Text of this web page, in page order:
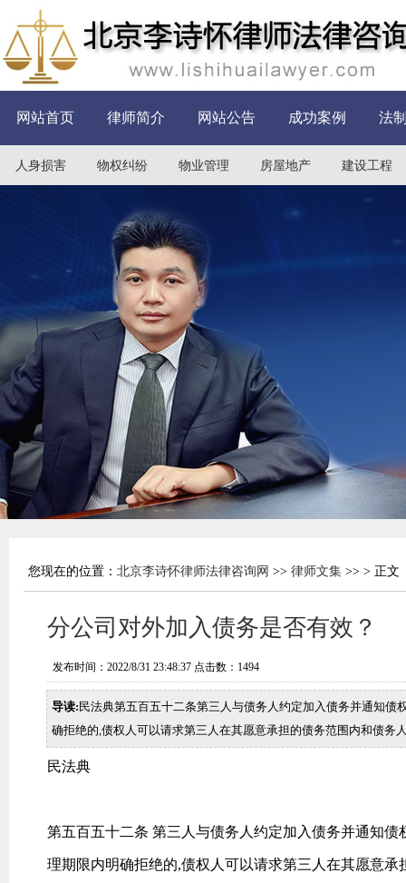
网站首页 律师简介 网站公告 成功案例 法
人身损害 物权纠纷 物业管理 房屋地产 建设工程
您现在的位置： 北京李诗怀律师法律咨询网 >> 律师文集 >> > 正文
分公司对外加入债务是否有效？
发布时间：2022/8/31 23:48:37 点击数： 1494
导读: 民法典第五百五十二条第三人与债务人约定加入债务并通知
确拒绝的,债权人可以请求第三人在其愿意承担的债务范围内和债务
民法典
第五百五十二条 第三人与债务人约定加入债务并通知
理期限内明确拒绝的,债权人可以请求第三人在其愿意